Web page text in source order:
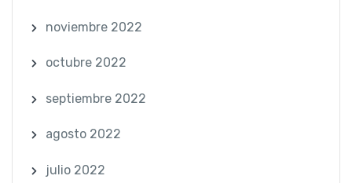
noviembre 2022
octubre 2022
septiembre 2022
agosto 2022
julio 2022